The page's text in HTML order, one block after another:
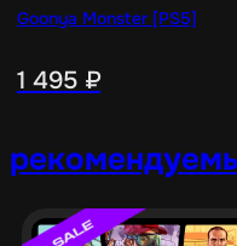
Goonya Monster [PS5]
1 495 ₽